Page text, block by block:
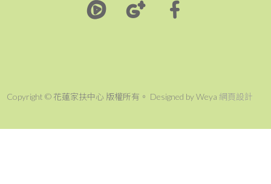
Copyright © 花蓮家扶中心 版權所有。 Designed by Weya 網頁設計